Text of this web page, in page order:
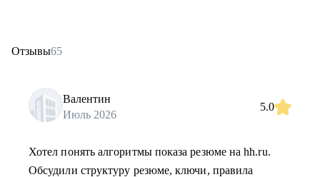
Отзывы65
Валентин
Июль 2026
5.0
Хотел понять алгоритмы показа резюме на hh.ru.
Обсудили структуру резюме, ключи, правила